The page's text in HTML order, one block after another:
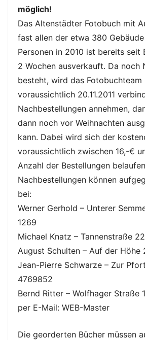
möglich!
Das Altenstädter Fotobuch mit
fast allen der etwa 380
Personen in 2010 ist bereits seit
2 Wochen ausverkauft. Da noch
besteht, wird das Fotobuchteam
voraussichtlich 20.11.2011
Nachbestellungen annehmen,
dann noch vor Weihnachten
kann. Dabei wird sich der
voraussichtlich zwischen 16,-€
Anzahl der Bestellungen
Nachbestellungen können
bei:
Werner Gerhold – Unterer
1269
Michael Knatz – Tannenstraße
August Schulten – Auf der Höhe
Jean-Pierre Schwarze – Zur
4769852
Bernd Ritter – Wolfhager Straße
per E-Mail: WEB-Master
Die georderten Bücher müssen